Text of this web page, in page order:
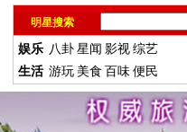
明星搜索
娱乐 八卦星闻 影视综艺
生活 游玩 美食 百味便民